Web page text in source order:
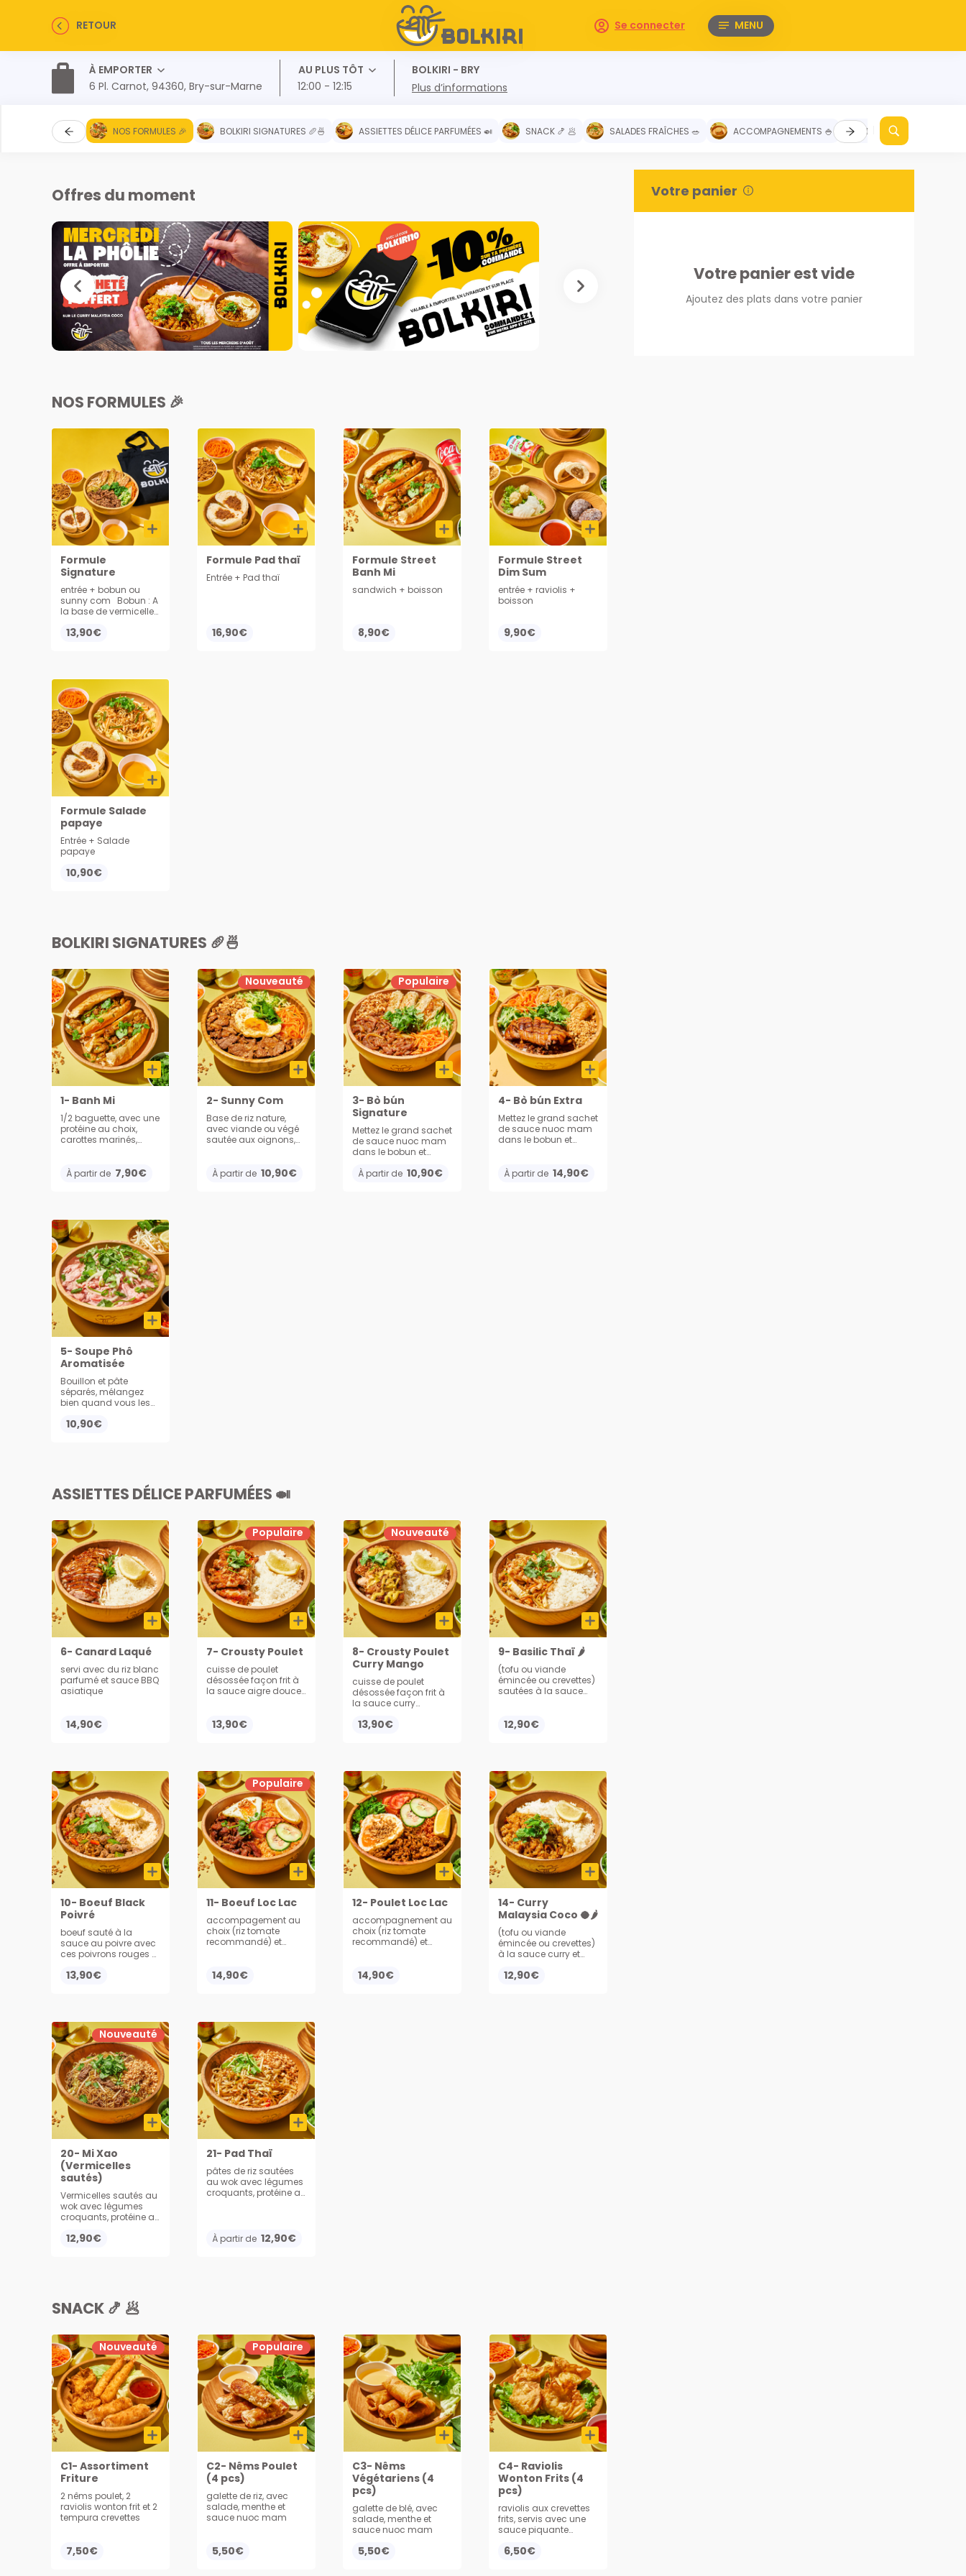
RETOUR Se connecter MENU
À EMPORTER
6 Pl. Carnot, 94360, Bry-sur-Marne
AU PLUS TÔT
12:00 - 12:15
BOLKIRI - BRY
Plus d’informations
NOS FORMULES 🎉 BOLKIRI SIGNATURES 🥖🍜 ASSIETTES DÉLICE PARFUMÉES 🍛 SNACK 🍤 🥟 SALADES FRAÎCHES 🥗 ACCOMPAGNEMENTS 🍚 DESSERTS 🥧
Offres du moment
NOS FORMULES 🎉
Formule
Signature
entrée + bobun ou
sunny com Bobun : A
la base de vermicelles
sautée aux oignons,
et 1 grand sachet de
sauce nuoc mam.
Sunny Com : à la
base de riz nature,
avec viande ou végé
sautée aux oignons,
œuf et légumes. Servi
avec cacahuète,
oignons frits,
concombres et
carottes
13,90€
Formule Pad thaï
Entrée + Pad thaï
16,90€
Formule Street
Banh Mi
sandwich + boisson
8,90€
Formule Street
Dim Sum
entrée + raviolis +
boisson
9,90€
Formule Salade
papaye
Entrée + Salade
papaye
10,90€
BOLKIRI SIGNATURES 🥖🍜
1- Banh Mi
1/2 baguette, avec une
protéine au choix,
carottes marinés,
À partir de 7,90€
2- Sunny Com
Base de riz nature,
avec viande ou végé
sautée aux oignons,
oignons frits,
concombres et
À partir de 10,90€
Nouveauté
3- Bò bún
Signature
Mettez le grand sachet
de sauce nuoc mam
dans le bobun et
Bon Appétit !! Base de
À partir de 10,90€
Populaire
4- Bò bún Extra
Mettez le grand sachet
de sauce nuoc mam
dans le bobun et
vermicelles avec
viande grillée, nems, et
À partir de 14,90€
5- Soupe Phô
Aromatisée
Bouillon et pâte
séparés, mélangez
bien quand vous les
soja, menthe, citron,
10,90€
ASSIETTES DÉLICE PARFUMÉES 🍛
6- Canard Laqué
servi avec du riz blanc
parfumé et sauce BBQ
asiatique
14,90€
7- Crousty Poulet
cuisse de poulet
désossée façon frit à
la sauce aigre douce,
13,90€
Populaire
8- Crousty Poulet
Curry Mango
cuisse de poulet
désossée façon frit à
la sauce curry
riz
13,90€
Nouveauté
9- Basilic Thaï 🌶
(tofu ou viande
émincée ou crevettes)
sautées à la sauce
servi avec du riz
12,90€
10- Boeuf Black
Poivré
boeuf sauté à la
sauce au poivre avec
ces poivrons rouges et
13,90€
11- Boeuf Loc Lac
accompagement au
choix (riz tomate
recommandé) et
œuf au plat et
14,90€
Populaire
12- Poulet Loc Lac
accompagnement au
choix (riz tomate
recommandé) et
œuf au plat et
14,90€
14- Curry
Malaysia Coco 🥥🌶️
(tofu ou viande
émincée ou crevettes)
à la sauce curry et
épicée, servi avec du
12,90€
20- Mi Xao
(Vermicelles
sautés)
Vermicelles sautés au
wok avec légumes
croquants, protéine au
avec cacahuète,
12,90€
Nouveauté
21- Pad Thaï
pâtes de riz sautées
au wok avec légumes
croquants, protéine au
coriandre
À partir de 12,90€
SNACK 🍤 🥟
C1- Assortiment
Friture
2 nêms poulet, 2
raviolis wonton frit et 2
tempura crevettes
7,50€
Nouveauté
C2- Nêms Poulet
(4 pcs)
galette de riz, avec
salade, menthe et
sauce nuoc mam
5,50€
Populaire
C3- Nêms
Végétariens (4
pcs)
galette de blé, avec
salade, menthe et
sauce nuoc mam
5,50€
C4- Raviolis
Wonton Frits (4
pcs)
raviolis aux crevettes
frits, servis avec une
sauce piquante
douce
6,50€
Votre panier
Votre panier est vide
Ajoutez des plats dans votre panier